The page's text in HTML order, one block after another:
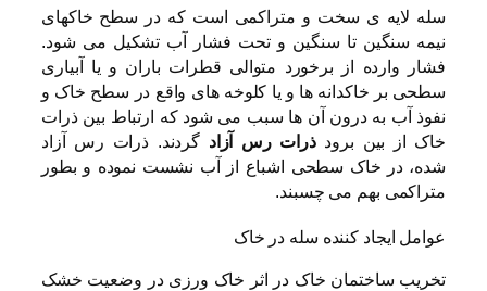
سله لایه ی سخت و متراکمی است که در سطح خاکهای
نیمه سنگین تا سنگین و تحت فشار آب تشکیل می شود.
فشار وارده از برخورد متوالی قطرات باران و یا آبیاری
سطحی بر خاکدانه ها و یا کلوخه های واقع در سطح خاک و
نفوذ آب به درون آن ها سبب می شود که ارتباط بین ذرات
خاک از بین برودذرات رس آزاد گردند. ذرات رس آزاد
شده، در خاک سطحی اشباع از آب نشست نموده و بطور
متراکمی بهم می چسبند.
عوامل ایجاد کننده سله در خاک
تخریب ساختمان خاک در اثر خاک ورزی در وضعیت خشک